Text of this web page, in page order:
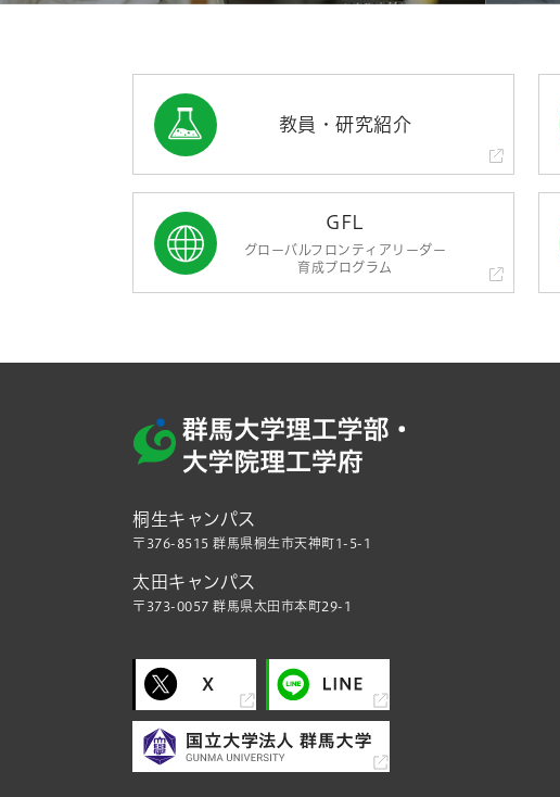
教員・研究紹介
GFL
グローバルフロンティア リーダー
育成プログラム
桐生キャンパス
〒376-8515 群馬県桐生市天神町1-5-1
太田キャンパス
〒373-0057 群馬県太田市本町29-1